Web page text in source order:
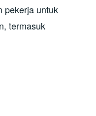
pekerja untuk
termasuk